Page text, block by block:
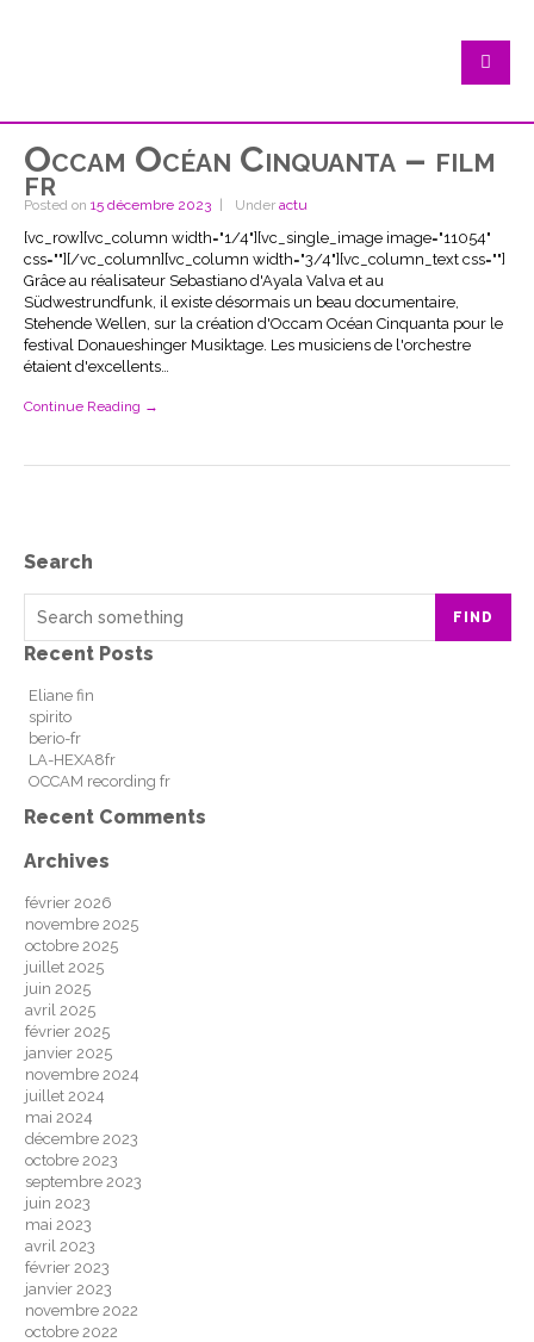
Occam Océan Cinquanta – film
fr
Posted on 15 décembre 2023 Under actu
[vc_row][vc_column width="1/4"][vc_single_image image="11054"
css=""][/vc_column][vc_column width="3/4"][vc_column_text css=""]
Grâce au réalisateur Sebastiano d'Ayala Valva et au
Südwestrundfunk, il existe désormais un beau documentaire,
Stehende Wellen, sur la création d'Occam Océan Cinquanta pour le
festival Donaueshinger Musiktage. Les musiciens de l'orchestre
étaient d'excellents…
Continue Reading →
Search
FIND
Recent Posts
Eliane fin
spirito
berio-fr
LA-HEXA8fr
OCCAM recording fr
Recent Comments
Archives
février 2026
novembre 2025
octobre 2025
juillet 2025
juin 2025
avril 2025
février 2025
janvier 2025
novembre 2024
juillet 2024
mai 2024
décembre 2023
octobre 2023
septembre 2023
juin 2023
mai 2023
avril 2023
février 2023
janvier 2023
novembre 2022
octobre 2022